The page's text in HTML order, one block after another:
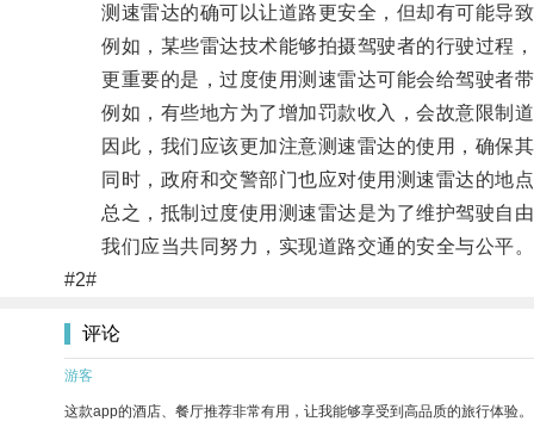
测速雷达的确可以让道路更安全，但却有可能导致
例如，某些雷达技术能够拍摄驾驶者的行驶过程，
更重要的是，过度使用测速雷达可能会给驾驶者带
例如，有些地方为了增加罚款收入，会故意限制道
因此，我们应该更加注意测速雷达的使用，确保
同时，政府和交警部门也应对使用测速雷达的地
总之，抵制过度使用测速雷达是为了维护驾驶自由
我们应当共同努力，实现道路交通的安全与公平。
#2#
评论
游客
这款app的酒店、餐厅推荐非常有用，让我能够享受到高品质的旅行体验。